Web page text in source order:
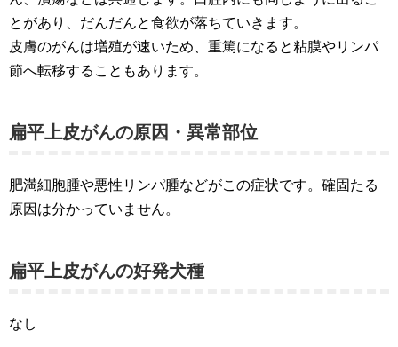
とがあり、だんだんと食欲が落ちていきます。
皮膚のがんは増殖が速いため、重篤になると粘膜やリンパ
節へ転移することもあります。
扁平上皮がんの原因・異常部位
肥満細胞腫や悪性リンパ腫などがこの症状です。確固たる
原因は分かっていません。
扁平上皮がんの好発犬種
なし